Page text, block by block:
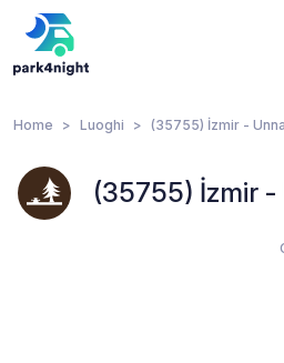
Home Luoghi (35755) İzmir -
(35755) İzmir -